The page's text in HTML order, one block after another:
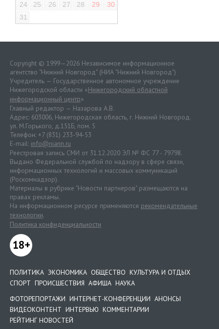
24
25 26 27 28 29
30
31
Copyright © 1999—2026 Независимое информационное
агентство "Нижний Новгород" (НИА "Нижний Новгород")
Учредитель — Государственное автономное учреждение
Нижегородской области «Нижегородский областной
информационный центр»
Главный редактор — Назарова А.В.
Адрес: 603006, Нижегородская область, г. Нижний Новгород.
ул. М.Горького, д.151Б, пом. 5
Телефон: +7 (831) 233-94-53
E-mail: info@niann.ru
Реестровая запись СМИ от 31.12.2020 ЭЛ № ФС 77 - 79798.
Выдано Федеральной службой по надзору в сфере связи,
информационных технологий и массовых коммуникаций
(Роскомнадзор).
Материалы в рубрике "Новости партнеров" размещаются на
правах рекламы.
На информационном ресурсе применяются рекомендательные
технологии.
Политика конфиденциальности
18+
ПОЛИТИКА ЭКОНОМИКА ОБЩЕСТВО КУЛЬТУРА И ОТДЫХ
СПОРТ ПРОИСШЕСТВИЯ АФИША НАУКА
ФОТОРЕПОРТАЖИ ИНТЕРНЕТ-КОНФЕРЕНЦИИ АНОНСЫ
ВИДЕОКОНТЕНТ ИНТЕРВЬЮ КОММЕНТАРИИ
РЕЙТИНГ НОВОСТЕЙ